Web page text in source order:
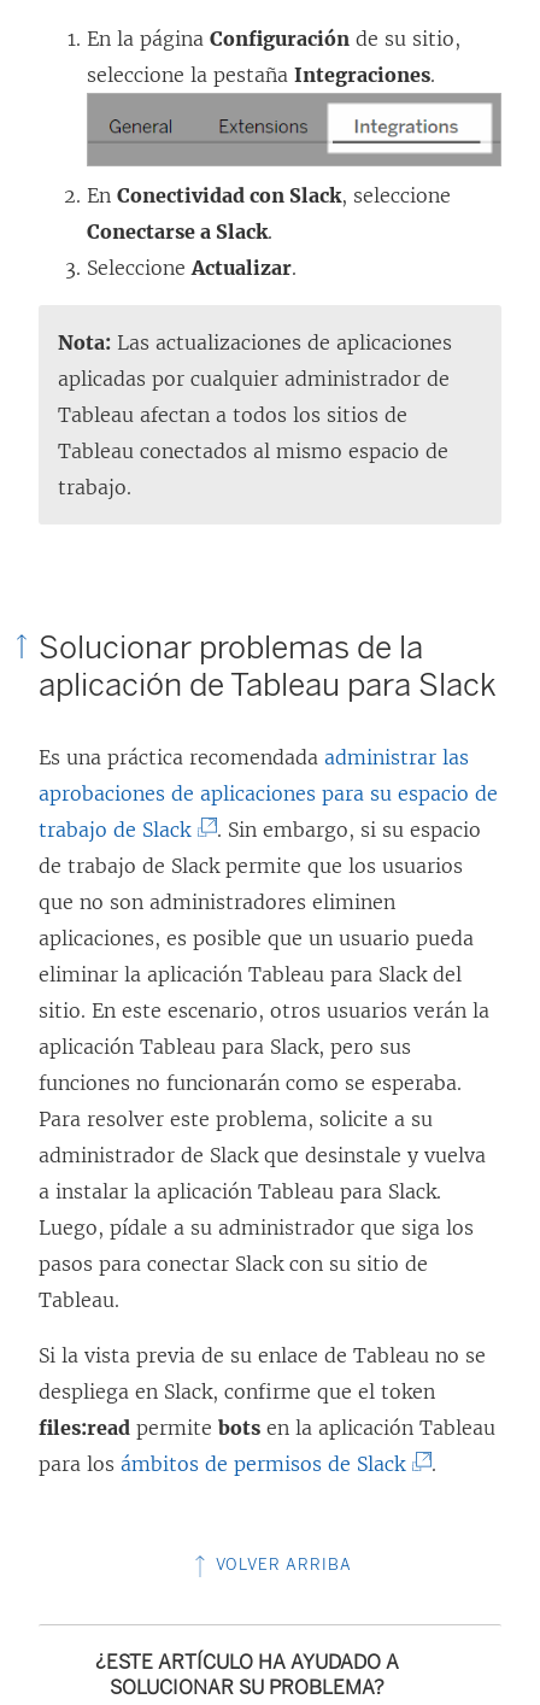
En la página Configuración de su sitio,
seleccione la pestaña Integraciones.
En Conectividad con Slack, seleccione
Conectarse a Slack.
SeleccioneActualizar.
Nota: Las actualizaciones de aplicaciones
aplicadas por cualquier administrador de
Tableau afectan a todos los sitios de
Tableau conectados al mismo espacio de
trabajo.
Solucionar problemas de la
aplicación de Tableau para Slack
Es una práctica recomendada administrar las
aprobaciones de aplicaciones para su espacio de
trabajo de Slack(
E
l
e
n
l
a
c
e
s
e
a
b
v
n
t
a
. Sin embargo, si su espacio
de trabajo de Slack permite que los usuarios
que no son administradores eliminen
aplicaciones, es posible que un usuario pueda
eliminar la aplicación Tableau para Slack del
sitio. En este escenario, otros usuarios verán la
aplicación Tableau para Slack, pero sus
funciones no funcionarán como se esperaba.
Para resolver este problema, solicite a su
administrador de Slack que desinstale y vuelva
a instalar la aplicación Tableau para Slack.
Luego, pídale a su administrador que siga los
pasos para conectar Slack con su sitio de
Tableau.
Si la vista previa de su enlace de Tableau no se
despliega en Slack, confirme que el token
files:read permite bots en la aplicación Tableau
para los ámbitos de permisos de Slack(
.
VOLVER ARRIBA
¿ESTE ARTÍCULO HA AYUDADO A
SOLUCIONAR SU PROBLEMA?